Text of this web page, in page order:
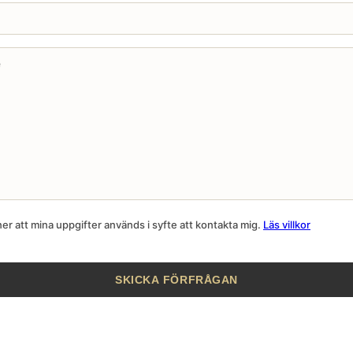
att mina uppgifter används i syfte att kontakta mig. Läs villkor